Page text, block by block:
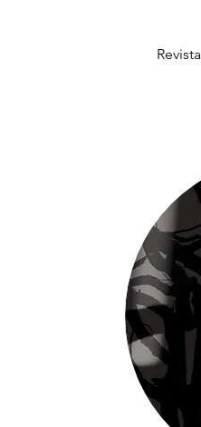
Revista